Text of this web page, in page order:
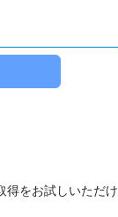
得をお試しいただけ